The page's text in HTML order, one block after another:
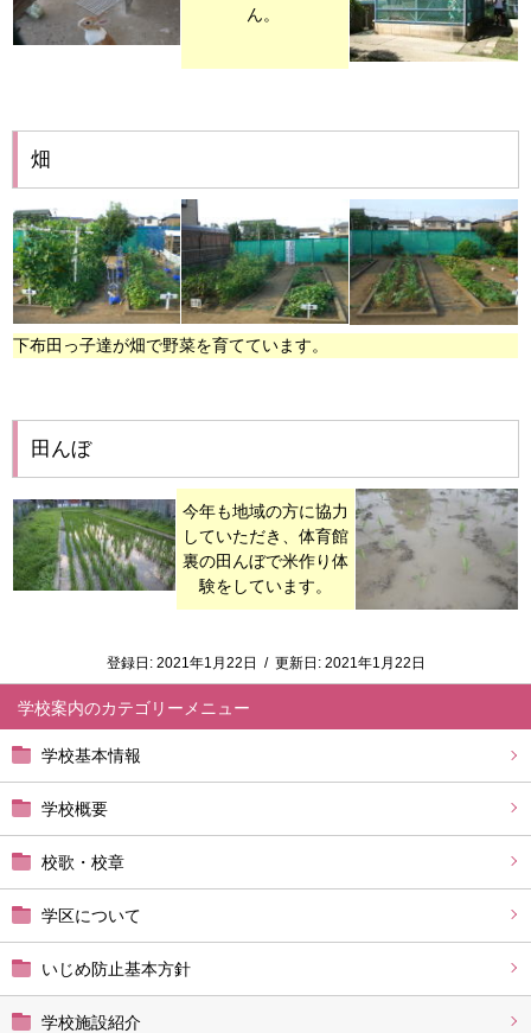
学校案内
学校基本情報
学校概要
校歌・校章
学区について
いじめ防止基本方針
学校施設紹介
ん。
畑
下布田っ子達が畑で野菜を育てています。
田んぼ
今年も地域の方に協力
していただき、体育館
裏の田んぼで米作り体
験をしています。
登録日: 2021年1月22日 / 更新日: 2021年1月22日